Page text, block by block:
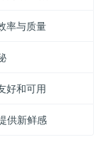
率与质量
好和可用
供新鲜感